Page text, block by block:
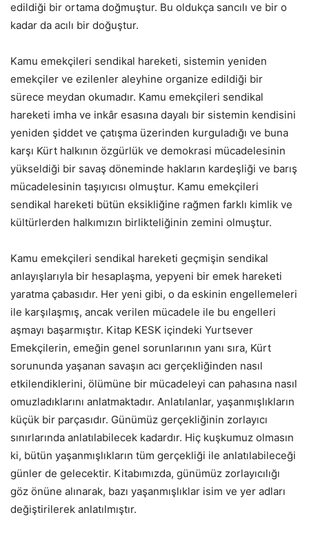
edildiği bir ortama doğmuştur. Bu oldukça sancılı ve bir o
kadar da acılı bir doğuştur.
Kamu emekçileri sendikal hareketi, sistemin yeniden
emekçiler ve ezilenler aleyhine organize edildiği bir
sürece meydan okumadır. Kamu emekçileri sendikal
hareketi imha ve inkâr esasına dayalı bir sistemin kendisini
yeniden şiddet ve çatışma üzerinden kurguladığı ve buna
karşı Kürt halkının özgürlük ve demokrasi mücadelesinin
yükseldiği bir savaş döneminde hakların kardeşliği ve barış
mücadelesinin taşıyıcısı olmuştur. Kamu emekçileri
sendikal hareketi bütün eksikliğine rağmen farklı kimlik ve
kültürlerden halkımızın birlikteliğinin zemini olmuştur.
Kamu emekçileri sendikal hareketi geçmişin sendikal
anlayışlarıyla bir hesaplaşma, yepyeni bir emek hareketi
yaratma çabasıdır. Her yeni gibi, o da eskinin engellemeleri
ile karşılaşmış, ancak verilen mücadele ile bu engelleri
aşmayı başarmıştır. Kitap KESK içindeki Yurtsever
Emekçilerin, emeğin genel sorunlarının yanı sıra, Kürt
sorununda yaşanan savaşın acı gerçekliğinden nasıl
etkilendiklerini, ölümüne bir mücadeleyi can pahasına nasıl
omuzladıklarını anlatmaktadır. Anlatılanlar, yaşanmışlıkların
küçük bir parçasıdır. Günümüz gerçekliğinin zorlayıcı
sınırlarında anlatılabilecek kadardır. Hiç kuşkumuz olmasın
ki, bütün yaşanmışlıkların tüm gerçekliği ile anlatılabileceği
günler de gelecektir. Kitabımızda, günümüz zorlayıcılığı
göz önüne alınarak, bazı yaşanmışlıklar isim ve yer adları
değiştirilerek anlatılmıştır.